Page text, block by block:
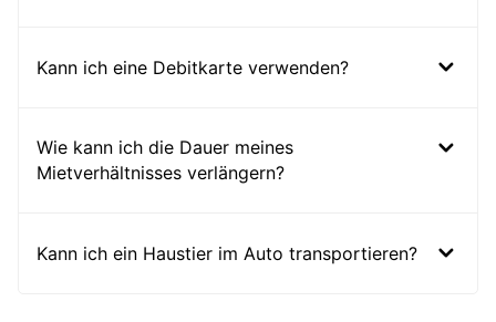
Kann ich eine Debitkarte verwenden?
Wie kann ich die Dauer meines
Mietverhältnisses verlängern?
Kann ich ein Haustier im Auto transportieren?